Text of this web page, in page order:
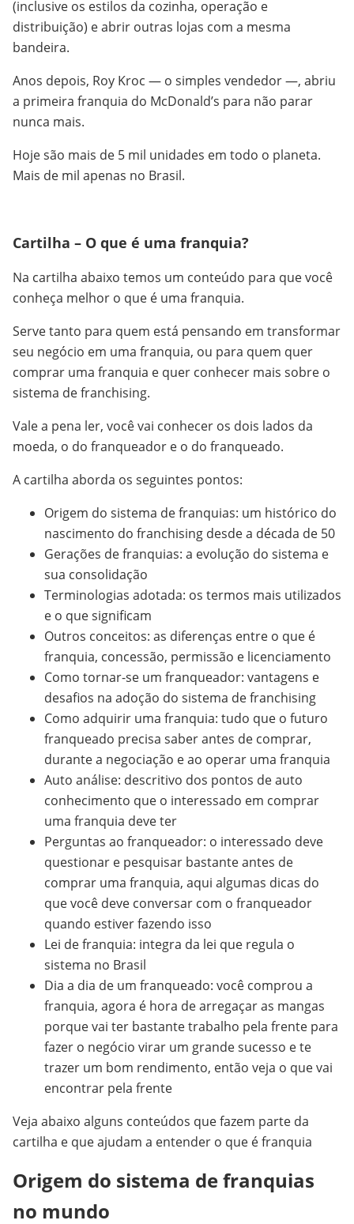
(inclusive os estilos da cozinha, operação e
distribuição) e abrir outras lojas com a mesma
bandeira.
Anos depois, Roy Kroc — o simples vendedor —, abriu
a primeira franquia do McDonald’s para não parar
nunca mais.
Hoje são mais de 5 mil unidades em todo o planeta.
Mais de mil apenas no Brasil.
Cartilha – O que é uma franquia?
Na cartilha abaixo temos um conteúdo para que você
conheça melhor o que é uma franquia.
Serve tanto para quem está pensando em transformar
seu negócio em uma franquia, ou para quem quer
comprar uma franquia e quer conhecer mais sobre o
sistema de franchising.
Vale a pena ler, você vai conhecer os dois lados da
moeda, o do franqueador e o do franqueado.
A cartilha aborda os seguintes pontos:
Origem do sistema de franquias: um histórico do
nascimento do franchising desde a década de 50
Gerações de franquias: a evolução do sistema e
sua consolidação
Terminologias adotada: os termos mais utilizados
e o que significam
Outros conceitos: as diferenças entre o que é
franquia, concessão, permissão e licenciamento
Como tornar-se um franqueador: vantagens e
desafios na adoção do sistema de franchising
Como adquirir uma franquia: tudo que o futuro
franqueado precisa saber antes de comprar,
durante a negociação e ao operar uma franquia
Auto análise: descritivo dos pontos de auto
conhecimento que o interessado em comprar
uma franquia deve ter
Perguntas ao franqueador: o interessado deve
questionar e pesquisar bastante antes de
comprar uma franquia, aqui algumas dicas do
que você deve conversar com o franqueador
quando estiver fazendo isso
Lei de franquia: integra da lei que regula o
sistema no Brasil
Dia a dia de um franqueado: você comprou a
franquia, agora é hora de arregaçar as mangas
porque vai ter bastante trabalho pela frente para
fazer o negócio virar um grande sucesso e te
trazer um bom rendimento, então veja o que vai
encontrar pela frente
Veja abaixo alguns conteúdos que fazem parte da
cartilha e que ajudam a entender o que é franquia
Origem do sistema de franquias
no mundo